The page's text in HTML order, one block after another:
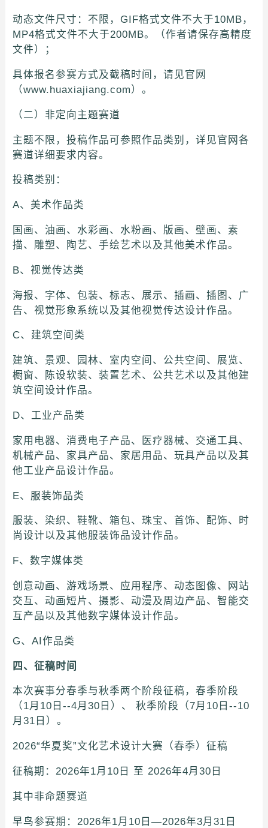
动态文件尺寸：不限，GIF格式文件不大于10MB，
MP4格式文件不大于200MB。（作者请保存高精度
文件）；
具体报名参赛方式及截稿时间，请见官网
（www.huaxiajiang.com）。
（二）非定向主题赛道
主题不限，投稿作品可参照作品类别，详见官网各
赛道详细要求内容。
投稿类别：
A、美术作品类
国画、油画、水彩画、水粉画、版画、壁画、素
描、雕塑、陶艺、手绘艺术以及其他美术作品。
B、视觉传达类
海报、字体、包装、标志、展示、插画、插图、广
告、视觉形象系统以及其他视觉传达设计作品。
C、建筑空间类
建筑、景观、园林、室内空间、公共空间、展览、
橱窗、陈设软装、装置艺术、公共艺术以及其他建
筑空间设计作品。
D、工业产品类
家用电器、消费电子产品、医疗器械、交通工具、
机械产品、家具产品、家居用品、玩具产品以及其
他工业产品设计作品。
E、服装饰品类
服装、染织、鞋靴、箱包、珠宝、首饰、配饰、时
尚设计以及其他服装饰品设计作品。
F、数字媒体类
创意动画、游戏场景、应用程序、动态图像、网站
交互、动画短片、摄影、动漫及周边产品、智能交
互产品以及其他数字媒体设计作品。
G、AI作品类
四、征稿时间
本次赛事分春季与秋季两个阶段征稿，春季阶段
（1月10日--4月30日）、 秋季阶段（7月10日--10
月31日）。
2026“华夏奖”文化艺术设计大赛（春季）征稿
征稿期：2026年1月10日 至 2026年4月30日
其中非命题赛道
早鸟参赛期：2026年1月10日—2026年3月31日